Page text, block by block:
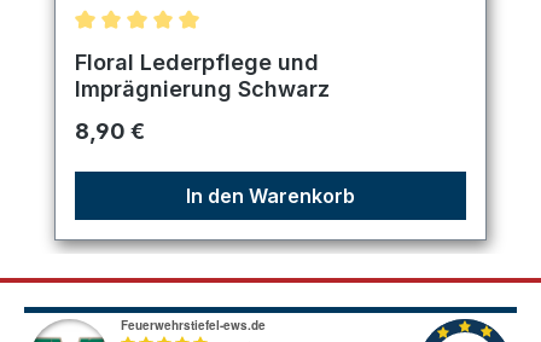
Durchschnittliche Bewertung von 5 von 5 Sternen
Floral Lederpflege und
Imprägnierung Schwarz
Regulärer Preis:
8,90 €
In den Warenkorb